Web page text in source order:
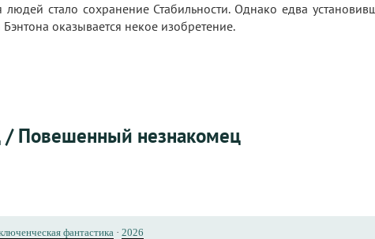
стало сохранение Стабильности. Однако едва
оказывается некое изобретение.
Повешенный незнакомец
фантастика · 2026